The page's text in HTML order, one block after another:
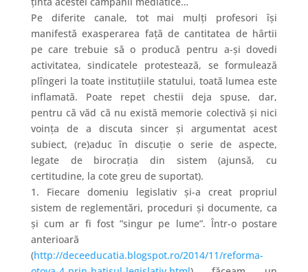
Pe diferite canale, tot mai mulți profesori își
manifestă exasperarea față de cantitatea de hârtii
pe care trebuie să o producă pentru a-și dovedi
activitatea, sindicatele protestează, se formulează
plîngeri la toate instituțiile statului, toată lumea este
inflamată. Poate repet chestii deja spuse, dar,
pentru că văd că nu există memorie colectivă și nici
voința de a discuta sincer și argumentat acest
subiect, (re)aduc în discuție o serie de aspecte,
legate de birocrația din sistem (ajunsă, cu
certitudine, la cote greu de suportat).
1. Fiecare domeniu legislativ și-a creat propriul
sistem de reglementări, proceduri și documente, ca
și cum ar fi fost ”singur pe lume”. Într-o postare
anterioară
(http://deceeducatia.blogspot.ro/2014/11/reforma-